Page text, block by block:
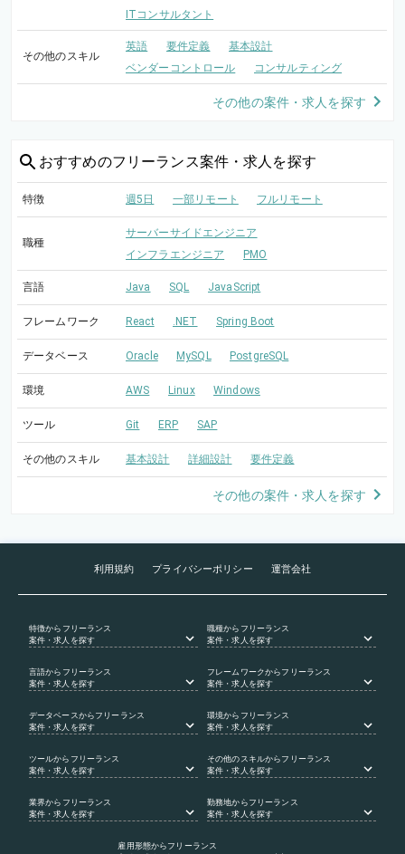
ITコンサルタント
その他のスキル
英語 要件定義
基本設計
ベンダーコントロール
コンサルティング
その他の案件・求人を探す
おすすめのフリーランス案件・求人を探す
特徴 週5日 一部リモート フルリモート
職種
サーバーサイドエンジニア
インフラエンジニア
PMO
言語 Java SQL JavaScript
フレームワーク React .NET Spring Boot
データベース Oracle MySQL PostgreSQL
環境 AWS Linux Windows
ツール Git ERP SAP
その他のスキル 基本設計 詳細設計 要件定義
その他の案件・求人を探す
利用規約 プライバシーポリシー 運営会社
特徴からフリーランス
案件・求人を探す
職種からフリーランス
案件・求人を探す
言語からフリーランス
案件・求人を探す
フレームワークからフリーランス
案件・求人を探す
データベース からフリーランス
案件・求人を探す
環境からフリーランス
案件・求人を探す
ツールからフリーランス
案件・求人を探す
その他のスキルからフリーランス
案件・求人を探す
業界からフリーランス
案件・求人を探す
勤務地からフリーランス
案件・求人を探す
雇用形態からフリーランス